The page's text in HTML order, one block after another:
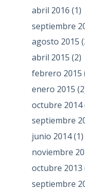
abril 2016 (1)
septiembre
agosto 2015
abril 2015 (2)
febrero 2015
enero 2015
octubre 2014
septiembre
junio 2014(1)
noviembre
octubre 2013
septiembre